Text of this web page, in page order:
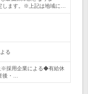
ます。※上記は地域に…
る
※採用企業による◆有給休
・…